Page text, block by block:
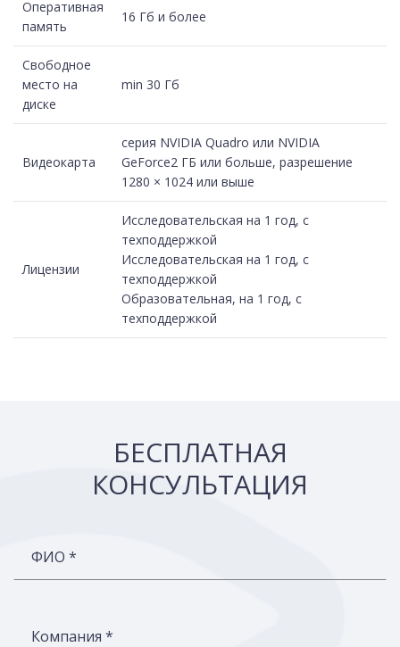
Оперативная
память
16 Гб и более
Свободное
место на
диске
min 30 Гб
Видеокарта
серия NVIDIA Quadro или NVIDIA
GeForce2 ГБ или больше, разрешение
1280 × 1024 или выше
Лицензии
Исследовательская на 1 год, с
техподдержкой
Исследовательская на 1 год, с
техподдержкой
Образовательная, на 1 год, с
техподдержкой
БЕСПЛАТНАЯ
КОНСУЛЬТАЦИЯ
ФИО *
Компания *